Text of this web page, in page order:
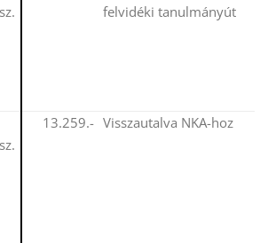
felvidéki tanulmányút
13.259.- Visszautalva NKA-hoz